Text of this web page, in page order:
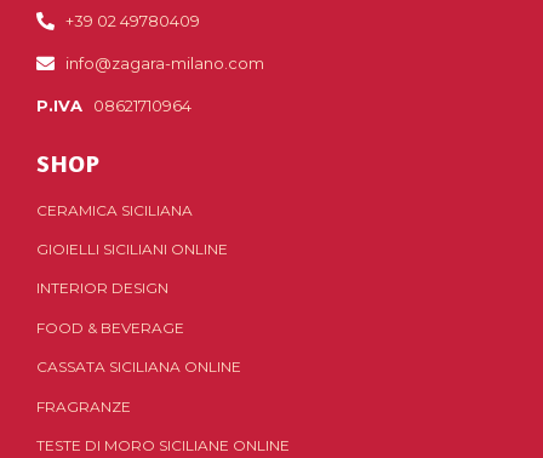
+39 02 49780409
info@zagara-milano.com
P.IVA 08621710964
SHOP
CERAMICA SICILIANA
GIOIELLI SICILIANI ONLINE
INTERIOR DESIGN
FOOD & BEVERAGE
CASSATA SICILIANA ONLINE
FRAGRANZE
TESTE DI MORO SICILIANE ONLINE